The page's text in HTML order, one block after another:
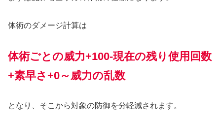
体術のダメージ計算は
体術ごとの威力+100-現在の残り使用回数
+素早さ+0～威力の乱数
となり、そこから対象の防御を分軽減されます。